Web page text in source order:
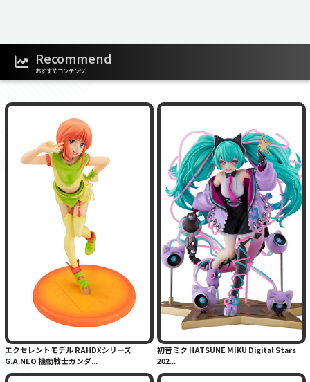
Recommend
おすすめコンテンツ
エクセレントモデル RAHDXシリーズ
G.A.NEO 機動戦士ガンダ...
初音ミク HATSUNE MIKU Digital Stars
202...